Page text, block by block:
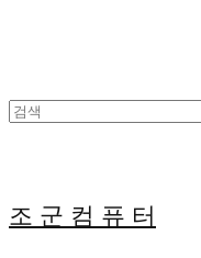
조 군 컴 퓨 터